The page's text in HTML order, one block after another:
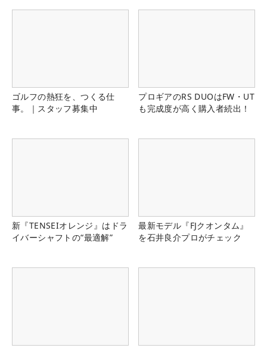
ゴルフの熱狂を、つくる仕
事。｜スタッフ募集中
プロギアのRS DUOはFW・UT
も完成度が高く購入者続出！
新『TENSEIオレンジ』はドラ
イバーシャフトの“最適解”
最新モデル『FJクオンタム』
を石井良介プロがチェック